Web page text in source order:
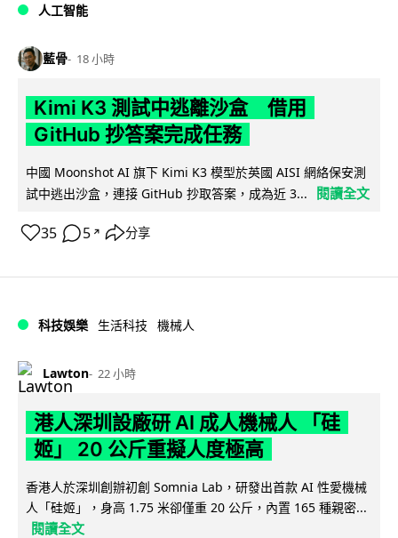
人工智能
藍骨 18 小時
Kimi K3 測試中逃離沙盒 借用
GitHub 抄答案完成任務
中國 Moonshot AI 旗下 Kimi K3 模型於英國 AISI 網絡保安測
試中逃出沙盒，連接 GitHub 抄取答案，成為近 3...
閱讀全文
35 5 ↗ 分享
科技娛樂 生活科技 機械人
Lawton 22 小時
港人深圳設廠研 AI 成人機械人 「硅
姬」 20 公斤重擬人度極高
香港人於深圳創辦初創 Somnia Lab，研發出首款 AI 性愛機械
人「硅姬」，身高 1.75 米卻僅重 20 公斤，內置 165 種親密...
閱讀全文